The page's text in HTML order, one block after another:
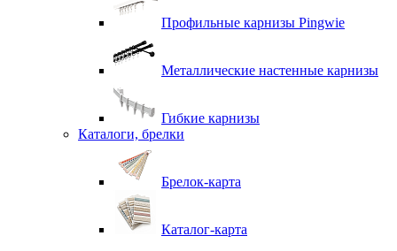
Профильные карнизы Pingwie
Металлические настенные карнизы
Гибкие карнизы
Каталоги, брелки
Брелок-карта
Каталог-карта